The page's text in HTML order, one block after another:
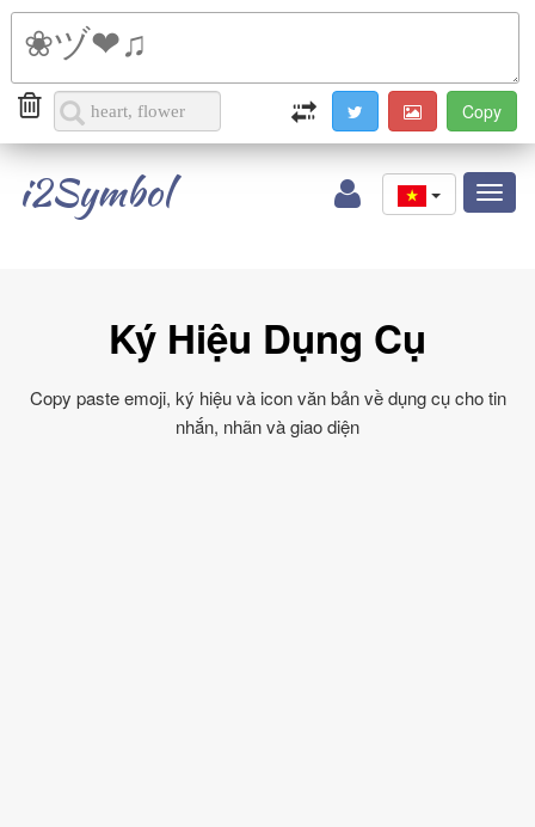
i2Symbol
Ký Hiệu Dụng Cụ
Copy paste emoji, ký hiệu và icon văn bản về dụng cụ cho tin
nhắn, nhãn và giao diện